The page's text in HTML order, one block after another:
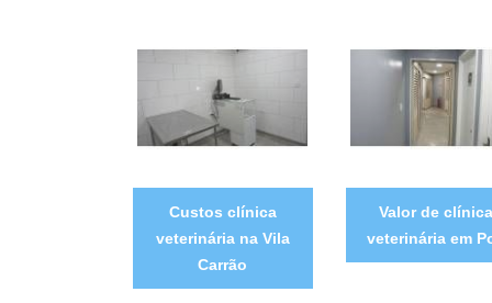
Custos clínica
veterinária na Vila
Carrão
Valor de clínica
veterinária em